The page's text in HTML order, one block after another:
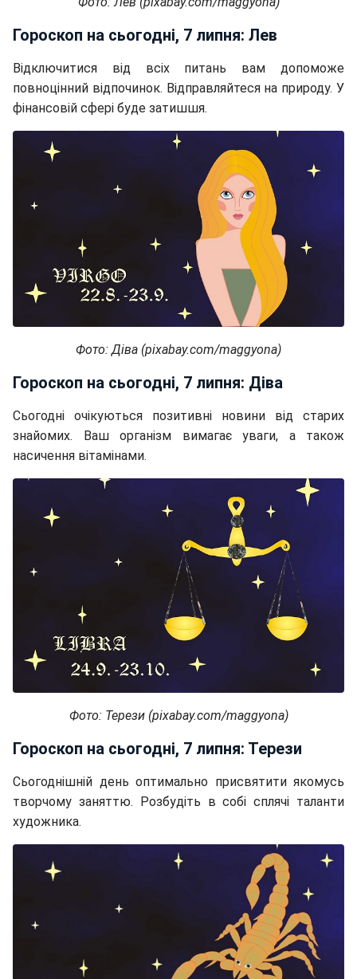
Гороскоп на сьогодні, 7 липня: Лев
Відключитися від всіх питань вам допоможе
повноцінний відпочинок. Відправляйтеся на природу. У
фінансовій сфері буде затишшя.
Фото: Діва (pixabay.com/maggyona)
Гороскоп на сьогодні, 7 липня: Діва
Сьогодні очікуються позитивні новини від старих
знайомих. Ваш організм вимагає уваги, а також
насичення вітамінами.
Фото: Терези (pixabay.com/maggyona)
Гороскоп на сьогодні, 7 липня: Терези
Сьогоднішній день оптимально присвятити якомусь
творчому заняттю. Розбудіть в собі сплячі таланти
художника.